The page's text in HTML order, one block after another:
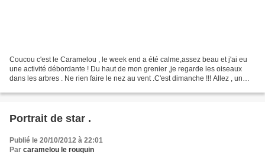
Coucou c'est le Caramelou , le week end a été calme,assez beau et j'ai eu
une activité débordante ! Du haut de mon grenier ,je regarde les oiseaux
dans les arbres . Ne rien faire le nez au vent .C'est dimanche !!! Allez , un
Portrait de star .
Publié le 20/10/2012 à 22:01
Par caramelou le rouquin